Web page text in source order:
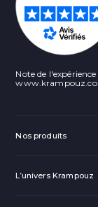
Note de
Nos produits
L’univers Krampouz